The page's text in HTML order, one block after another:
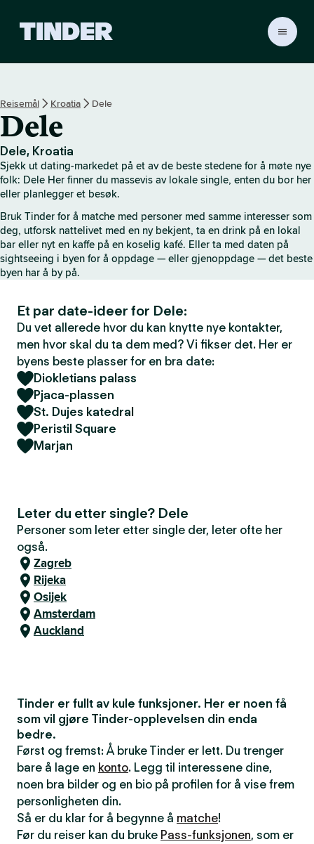
e
m
m
s
i
d
e
Reisemål Kroatia Dele
Dele
Dele, Kroatia
Sjekk ut dating-markedet på et av de beste stedene for å møte nye
folk: Dele Her finner du massevis av lokale single, enten du bor her
eller planlegger et besøk.
Bruk Tinder for å matche med personer med samme interesser som
deg, utforsk nattelivet med en ny bekjent, ta en drink på en lokal
bar eller nyt en kaffe på en koselig kafé. Eller ta med daten på
sightseeing i byen for å oppdage — eller gjenoppdage — det beste
byen har å by på.
Et par date-ideer for Dele:
Du vet allerede hvor du kan knytte nye kontakter,
men hvor skal du ta dem med? Vi fikser det. Her er
byens beste plasser for en bra date:
Diokletians palass
Pjaca-plassen
St. Dujes katedral
Peristil Square
Marjan
Leter du etter single? Dele
Personer som leter etter single der, leter ofte her
også.
Zagreb
Rijeka
Osijek
Amsterdam
Auckland
Tinder er fullt av kule funksjoner. Her er noen få
som vil gjøre Tinder-opplevelsen din enda
bedre.
Først og fremst: Å bruke Tinder er lett. Du trenger
bare å lage en konto. Legg til interessene dine,
noen bra bilder og en bio på profilen for å vise frem
personligheten din.
Så er du klar for å begynne å matche!
Før du reiser kan du bruke Pass-funksjonen, som er